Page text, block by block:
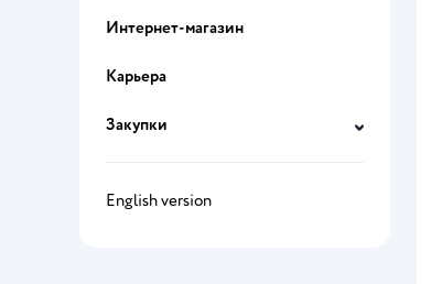
Интернет-магазин
Карьера
Закупки
English version